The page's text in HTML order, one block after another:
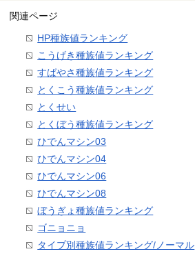
関連ページ
HP種族値ランキング
こうげき種族値ランキング
すばやさ種族値ランキング
とくこう種族値ランキング
とくせい
とくぼう種族値ランキング
ひでんマシン03
ひでんマシン04
ひでんマシン06
ひでんマシン08
ぼうぎょ種族値ランキング
ゴニョニョ
タイプ別種族値ランキング/ノーマル